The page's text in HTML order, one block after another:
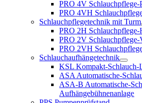
PRO 4V Schlauchpflege-
PRO 4VH
Schlauchpflegetechnik mit Turm
PRO 2H Schlauchpflege-
PRO 2V Schlauchpflege-
PRO 2VH
Schlauchaufhängetechnik
KSL Kompakt-
ASA Automatische-
ASA-B Automatische-
Aufhängebühnenanlage